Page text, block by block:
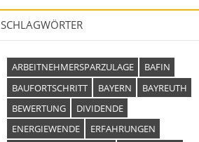
SCHLAGWÖRTER
ARBEITNEHMERSPARZULAGE
BAFIN
BAUFORTSCHRITT
BAYERN
BAYREUTH
BEWERTUNG
DIVIDENDE
ENERGIEWENDE
ERFAHRUNGEN